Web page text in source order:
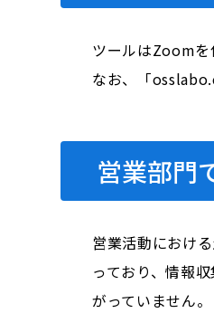
ツールはZoomを
なお、「
営業部門
営業活動におけ
っており、情報
がっていません。